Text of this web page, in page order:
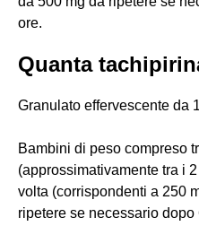
ore.
Quanta
Granulato effervescente da
Bambini di peso compreso
(approssimativamente tra i
volta (corrispondenti a 250
ripetere se necessario